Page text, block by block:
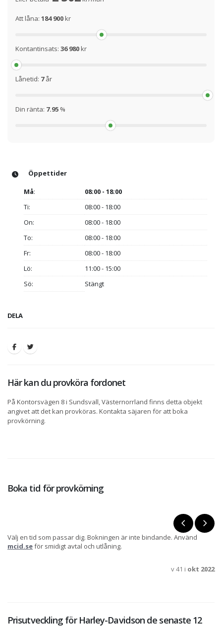
Att låna: 184 900kr
Kontantinsats: 36 980kr
Lånetid: 7år
Din ränta: 7.95 %
Öppettider
Må:
08:00 - 18:00
Ti:
08:00 - 18:00
On:
08:00 - 18:00
To:
08:00 - 18:00
Fr:
08:00 - 18:00
Lö:
11:00 - 15:00
Sö:
Stängt
DELA
Här kan du provköra fordonet
På Kontorsvägen 8 i Sundsvall, Västernorrland finns detta objekt
angivet att det kan provköras. Kontakta säjaren för att boka
provkörning.
Boka tid för provkörning
Välj en tid som passar dig. Bokningen är inte bindande. Använd
mcid.seför smidigt avtal och utlåning.
v 41 i okt 2022
Prisutveckling för Harley-Davidson de senaste 12